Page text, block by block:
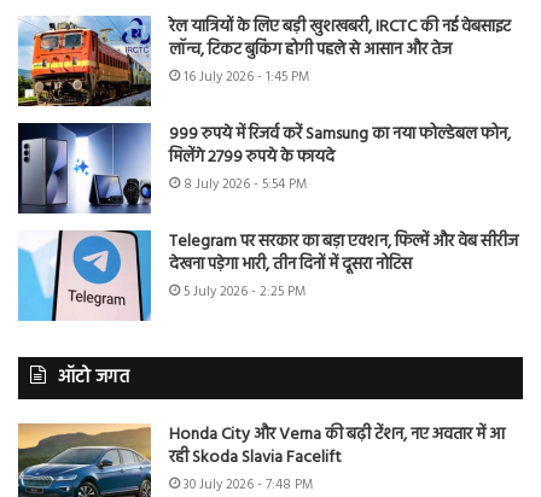
रेल यात्रियों के लिए बड़ी खुशखबरी, IRCTC की नई वेबसाइट
लॉन्च, टिकट बुकिंग होगी पहले से आसान और तेज
16 July 2026 - 1:45 PM
999 रुपये में रिजर्व करें Samsung का नया फोल्डेबल फोन,
मिलेंगे 2799 रुपये के फायदे
8 July 2026 - 5:54 PM
Telegram पर सरकार का बड़ा एक्शन, फिल्में और वेब सीरीज
देखना पड़ेगा भारी, तीन दिनों में दूसरा नोटिस
5 July 2026 - 2:25 PM
ऑटो जगत
Honda City और Verna की बढ़ी टेंशन, नए अवतार में आ
रही Skoda Slavia Facelift
30 July 2026 - 7:48 PM